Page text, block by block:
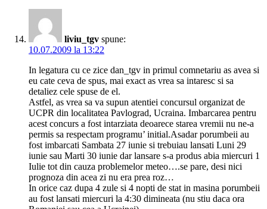
liviu_tgv spune:
10.07.2009 la 13:22
In legatura cu ce zice dan_tgv in primul comnetariu as avea si
eu cate ceva de spus, mai exact as vrea sa intaresc si sa
detaliez cele spuse de el.
Astfel, as vrea sa va supun atentiei concursul organizat de
UCPR din localitatea Pavlograd, Ucraina. Imbarcarea pentru
acest concurs a fost intarziata deoarece starea vremii nu ne-a
permis sa respectam programu’ initial.Asadar porumbeii au
fost imbarcati Sambata 27 iunie si trebuiau lansati Luni 29
iunie sau Marti 30 iunie dar lansare s-a produs abia miercuri 1
Iulie tot din cauza problemelor meteo….se pare, desi nici
prognoza din acea zi nu era prea roz…
In orice caz dupa 4 zule si 4 nopti de stat in masina porumbeii
au fost lansati miercuri la 4:30 dimineata (nu stiu daca ora